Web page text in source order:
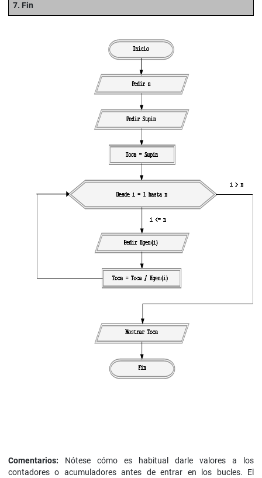
7. Fin
Comentarios: Nótese cómo es habitual darle valores a los
contadores o acumuladores antes de entrar en los bucles. El